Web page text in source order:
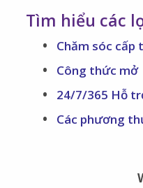
Tìm hiểu các
Chăm sóc cấp
Công thức mở
24/7/365 Hỗ
Các phương